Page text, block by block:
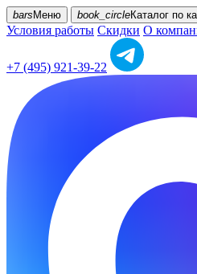
bars Меню book_circleКаталог по
Условия работы Скидки О
+7 (495) 921-39-22